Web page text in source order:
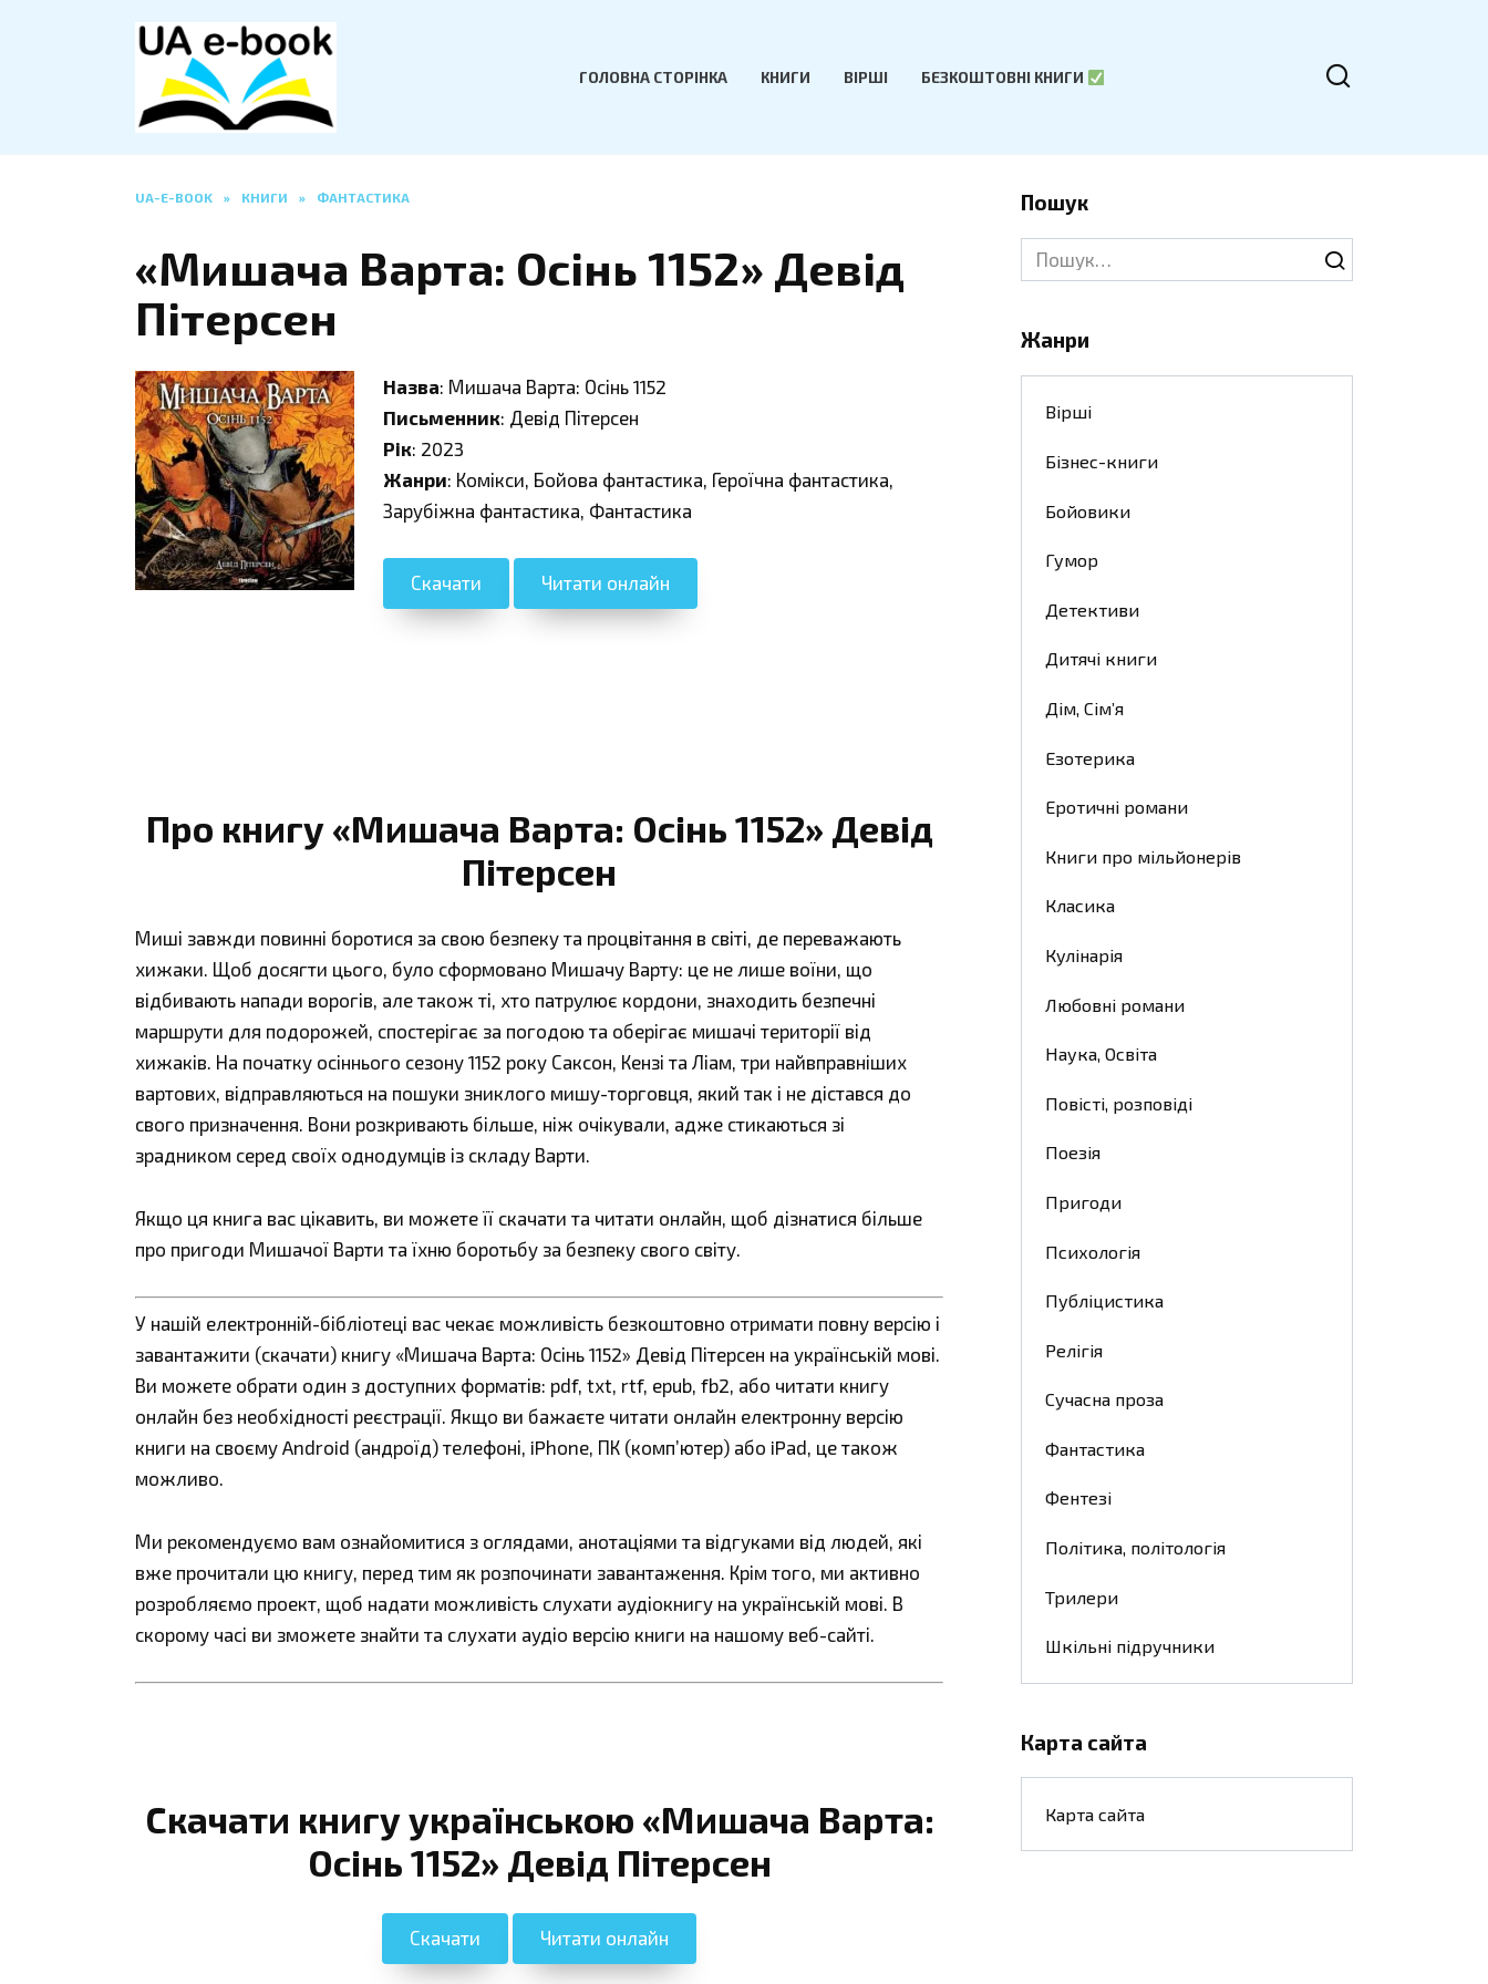
ГОЛОВНА СТОРІНКА КНИГИ ВІРШІ БЕЗКОШТОВНІ КНИГИ
UA-E-BOOK » КНИГИ » ФАНТАСТИКА
«Мишача Варта: Осінь 1152» Девід
Пітерсен
Назва: Мишача Варта: Осінь 1152
Письменник: Девід Пітерсен
Рік: 2023
Жанри: Комікси, Бойова фантастика, Героїчна фантастика,
Зарубіжна фантастика, Фантастика
Скачати Читати онлайн
Про книгу «Мишача Варта: Осінь 1152» Девід
Пітерсен
Миші завжди повинні боротися за свою безпеку та процвітання в світі, де переважають
хижаки. Щоб досягти цього, було сформовано Мишачу Варту: це не лише воїни, що
відбивають напади ворогів, але також ті, хто патрулює кордони, знаходить безпечні
маршрути для подорожей, спостерігає за погодою та оберігає мишачі території від
хижаків. На початку осіннього сезону 1152 року Саксон, Кензі та Ліам, три найвправніших
вартових, відправляються на пошуки зниклого мишу-торговця, який так і не дістався до
свого призначення. Вони розкривають більше, ніж очікували, адже стикаються зі
зрадником серед своїх однодумців із складу Варти.
Якщо ця книга вас цікавить, ви можете її скачати та читати онлайн, щоб дізнатися більше
про пригоди Мишачої Варти та їхню боротьбу за безпеку свого світу.
У нашій електронній-бібліотеці вас чекає можливість безкоштовно отримати повну версію і
завантажити (скачати) книгу «Мишача Варта: Осінь 1152» Девід Пітерсен на українській мові.
Ви можете обрати один з доступних форматів: pdf, txt, rtf, epub, fb2, або читати книгу
онлайн без необхідності реєстрації. Якщо ви бажаєте читати онлайн електронну версію
книги на своєму Android (андроїд) телефоні, iPhone, ПК (комп’ютер) або iPad, це також
можливо.
Ми рекомендуємо вам ознайомитися з оглядами, анотаціями та відгуками від людей, які
вже прочитали цю книгу, перед тим як розпочинати завантаження. Крім того, ми активно
розробляємо проект, щоб надати можливість слухати аудіокнигу на українській мові. В
скорому часі ви зможете знайти та слухати аудіо версію книги на нашому веб-сайті.
Скачати книгу українською «Мишача Варта:
Осінь 1152» Девід Пітерсен
Скачати Читати онлайн
Пошук
Search
for:
Жанри
Вірші
Бізнес-книги
Бойовики
Гумор
Детективи
Дитячі книги
Дім, Сім’я
Езотерика
Еротичні романи
Книги про мільйонерів
Класика
Кулінарія
Любовні романи
Наука, Освіта
Повісті, розповіді
Поезія
Пригоди
Психологія
Публіцистика
Релігія
Сучасна проза
Фантастика
Фентезі
Політика, політологія
Трилери
Шкільні підручники
Карта сайта
Карта сайта